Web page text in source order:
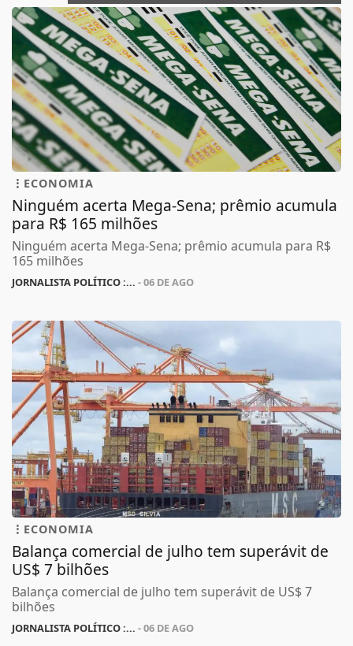
ECONOMIA
Ninguém acerta Mega-Sena; prêmio acumula
para R$ 165 milhões
Ninguém acerta Mega-Sena; prêmio acumula para R$
165 milhões
JORNALISTA POLÍTICO :... - 06 DE AGO
ECONOMIA
Balança comercial de julho tem superávit de
US$ 7 bilhões
Balança comercial de julho tem superávit de US$ 7
bilhões
JORNALISTA POLÍTICO :... - 06 DE AGO